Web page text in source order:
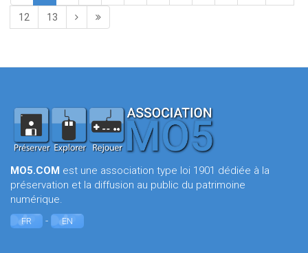
12 13
MO5.COM est une association type loi 1901 dédiée à la
préservation et la diffusion au public du patrimoine
numérique.
FR - EN